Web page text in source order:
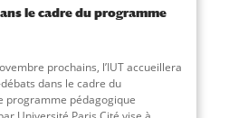
le cadre du programme
prochains, l’IUT accueillera
dans le cadre du
programme pédagogique